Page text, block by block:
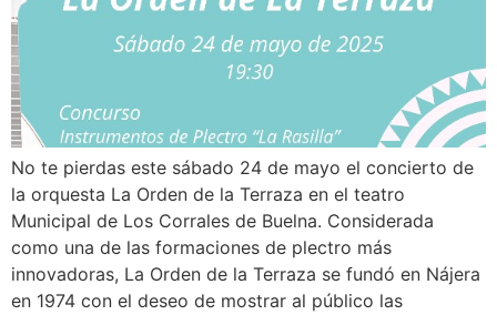
No te pierdas este sábado 24 de mayo el concierto de
la orquesta La Orden de la Terraza en el teatro
Municipal de Los Corrales de Buelna. Considerada
como una de las formaciones de plectro más
innovadoras, La Orden de la Terraza se fundó en Nájera
en 1974 con el deseo de mostrar al público las